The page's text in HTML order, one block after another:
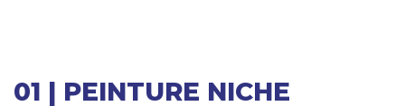
01 | PEINTURE NICHE